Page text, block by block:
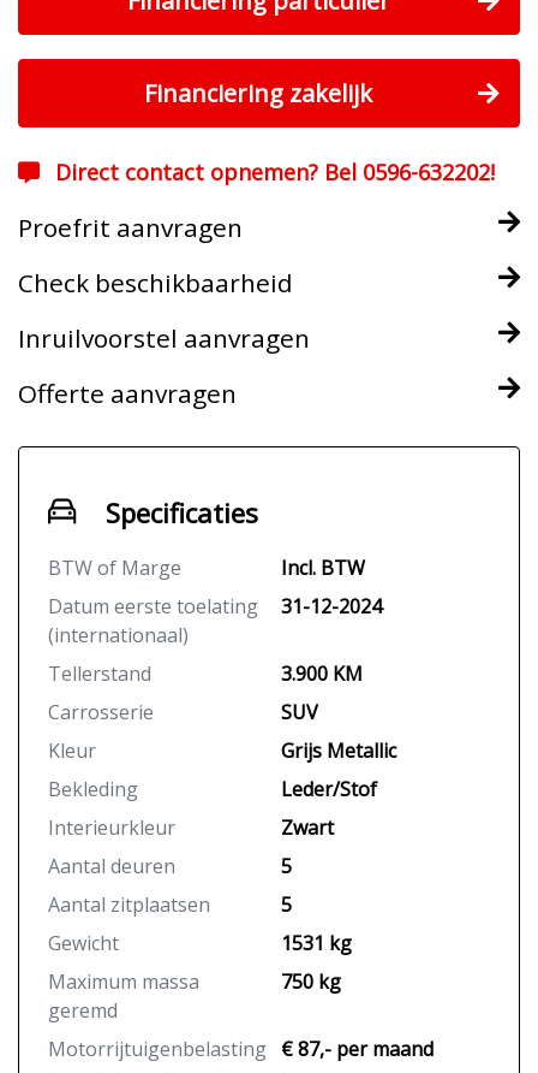
Financiering zakelijk
Direct contact opnemen? Bel 0596-632202!
Proefrit aanvragen
Check beschikbaarheid
Inruilvoorstel aanvragen
Offerte aanvragen
Specificaties
BTW of Marge
Incl. BTW
Datum eerste toelating
(internationaal)
31-12-2024
Tellerstand
3.900 KM
Carrosserie
SUV
Kleur
Grijs Metallic
Bekleding
Leder/Stof
Interieurkleur
Zwart
Aantal deuren
5
Aantal zitplaatsen
5
Gewicht
1531 kg
Maximum massa
geremd
750 kg
Motorrijtuigenbelasting € 87,- per maand